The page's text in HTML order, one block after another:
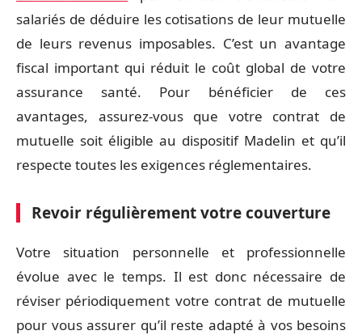
salariés de déduire les cotisations de leur mutuelle
de leurs revenus imposables. C’est un avantage
fiscal important qui réduit le coût global de votre
assurance santé. Pour bénéficier de ces
avantages, assurez-vous que votre contrat de
mutuelle soit éligible au dispositif Madelin et qu’il
respecte toutes les exigences réglementaires.
Revoir régulièrement votre couverture
Votre situation personnelle et professionnelle
évolue avec le temps. Il est donc nécessaire de
réviser périodiquement votre contrat de mutuelle
pour vous assurer qu’il reste adapté à vos besoins